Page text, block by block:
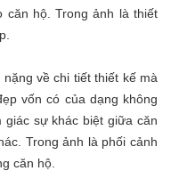
căn hộ. Trong ảnh là thiết
về chi tiết thiết kế mà
vốn có của dạng không
sự khác biệt giữa căn
Trong ảnh là phối cảnh
căn hộ.